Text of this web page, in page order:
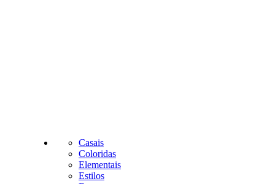
Casais
Coloridas
Elementais
Estilos